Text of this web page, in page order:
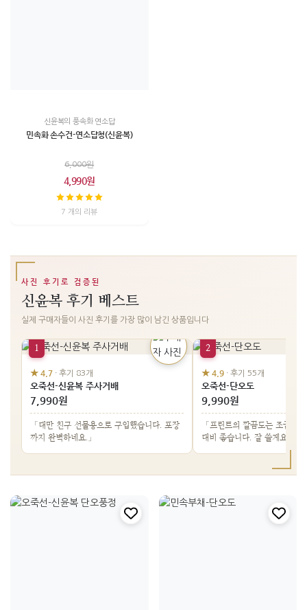
신윤복의 풍속화 연소답
민속화 손수건-연소답청(신윤복)
6,000원
4,990원
7 개의 리뷰
사진 후기로 검증된
신윤복 후기 베스트
실제 구매자들이 사진 후기를 가장 많이 남긴 상품입니다
1
★ 4.7 · 후기 83개
오죽선-신윤복 주사거배
7,990원
「대만 친구 선물용으로 구입했습니다. 포장
까지 완벽하네요.」
2
★ 4.9 · 후기 55개
오죽선-단오도
9,990원
「프린트의 깔끔도는 조금 떨
대비 좋습니다. 잘 쓸게요.」